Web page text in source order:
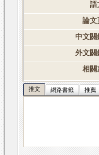
語
論文
中文關
外文關
相關
推文 網路書籤 推薦